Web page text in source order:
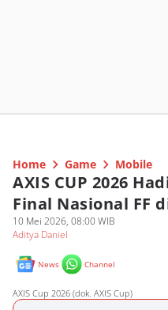
Home Game Mobile
AXIS CUP 2026
Final Nasional FF
10 Mei 2026, 08:00 WIB
Aditya Daniel
News Channel
AXIS Cup 2026 (dok. AXIS Cup)